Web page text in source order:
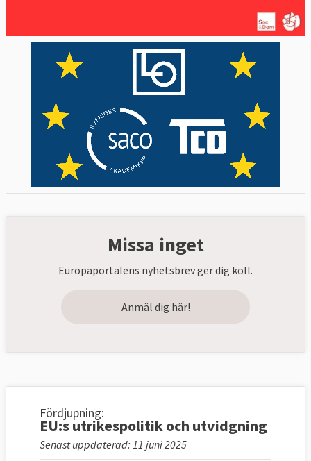
Missa inget
Europaportalens nyhetsbrev ger dig koll.
Anmäl dig här!
Fördjupning:
EU:s utrikespolitik och utvidgning
Senast uppdaterad: 11 juni 2025